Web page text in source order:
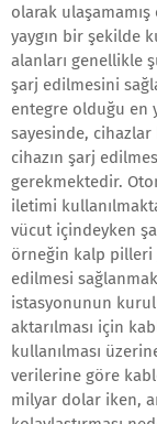
olarak
yaygın bir şekilde
alanları genellikle
şarj edilmesini
entegre olduğu en
sayesinde,
cihazın şarj
gerekmektedir.
iletimi
vücut içindeyken
örneğin kalp
edilmesi
istasyonunun
aktarılması için
kullanılması
verilerine göre
milyar dolar iken,